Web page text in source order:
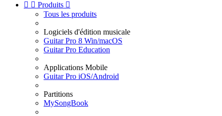
  Produits 
Tous les produits
Logiciels d'édition musicale
Guitar Pro 8 Win/macOS
Guitar Pro Education
Applications Mobile
Guitar Pro iOS/Android
Partitions
MySongBook